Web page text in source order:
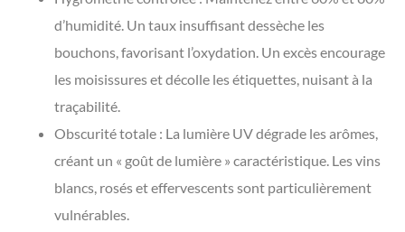
d’humidité. Un taux insuffisant dessèche les
bouchons, favorisant l’oxydation. Un excès encourage
les moisissures et décolle les étiquettes, nuisant à la
traçabilité.
Obscurité totale : La lumière UV dégrade les arômes,
créant un « goût de lumière » caractéristique. Les vins
blancs, rosés et effervescents sont particulièrement
vulnérables.